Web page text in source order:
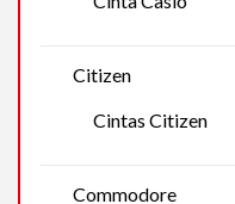
Citizen
Cintas Citizen
Commodore